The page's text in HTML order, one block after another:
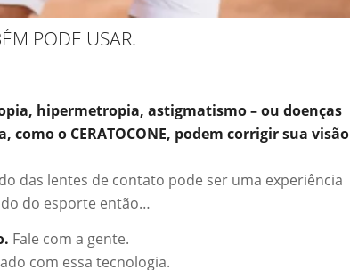
PODE USAR.
hipermetropia, astigmatismo – ou doenças
o CERATOCONE, podem corrigir sua visão
das lentes de contato pode ser uma experiência
do esporte então…
Fale com a gente.
com essa tecnologia.